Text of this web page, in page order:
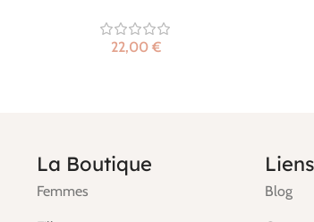
€
La Boutique
Femmes Blog